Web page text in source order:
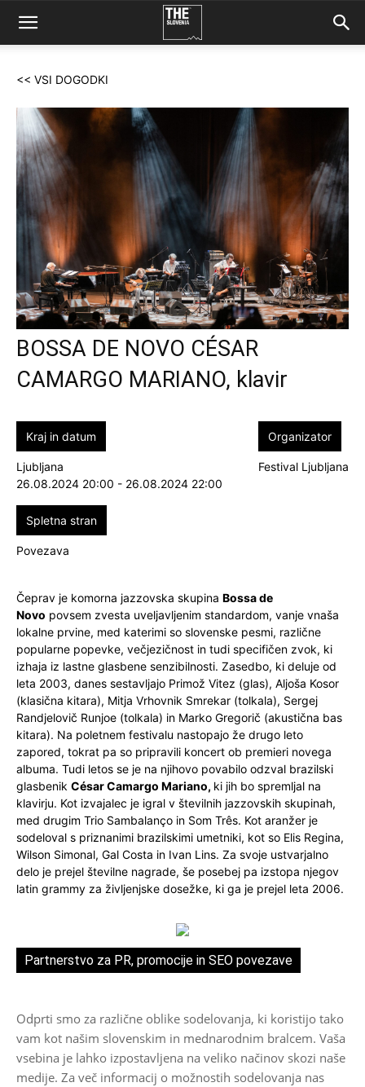
<< VSI DOGODKI
BOSSA DE NOVO CÉSAR
CAMARGO MARIANO, klavir
Kraj in datum
Ljubljana
26.08.2024 20:00 - 26.08.2024 22:00
Organizator
Festival Ljubljana
Spletna stran
Povezava
Čeprav je komorna jazzovska skupina Bossa de
Novo povsem zvesta uveljavljenim standardom, vanje vnaša
lokalne prvine, med katerimi so slovenske pesmi, različne
popularne popevke, večjezičnost in tudi specifičen zvok, ki
izhaja iz lastne glasbene senzibilnosti. Zasedbo, ki deluje od
leta 2003, danes sestavljajo Primož Vitez (glas), Aljoša Kosor
(klasična kitara), Mitja Vrhovnik Smrekar (tolkala), Sergej
Randjelovič Runjoe (tolkala) in Marko Gregorič (akustična bas
kitara). Na poletnem festivalu nastopajo že drugo leto
zapored, tokrat pa so pripravili koncert ob premieri novega
albuma. Tudi letos se je na njihovo povabilo odzval brazilski
glasbenik César Camargo Mariano, ki jih bo spremljal na
klavirju. Kot izvajalec je igral v številnih jazzovskih skupinah,
med drugim Trio Sambalanço in Som Três. Kot aranžer je
sodeloval s priznanimi brazilskimi umetniki, kot so Elis Regina,
Wilson Simonal, Gal Costa in Ivan Lins. Za svoje ustvarjalno
delo je prejel številne nagrade, še posebej pa izstopa njegov
latin grammy za življenjske dosežke, ki ga je prejel leta 2006.
Partnerstvo za PR, promocije in SEO povezave
Odprti smo za različne oblike sodelovanja, ki koristijo tako
vam kot našim slovenskim in mednarodnim bralcem. Vaša
vsebina je lahko izpostavljena na veliko načinov skozi naše
medije. Za več informacij o možnostih sodelovanja nas